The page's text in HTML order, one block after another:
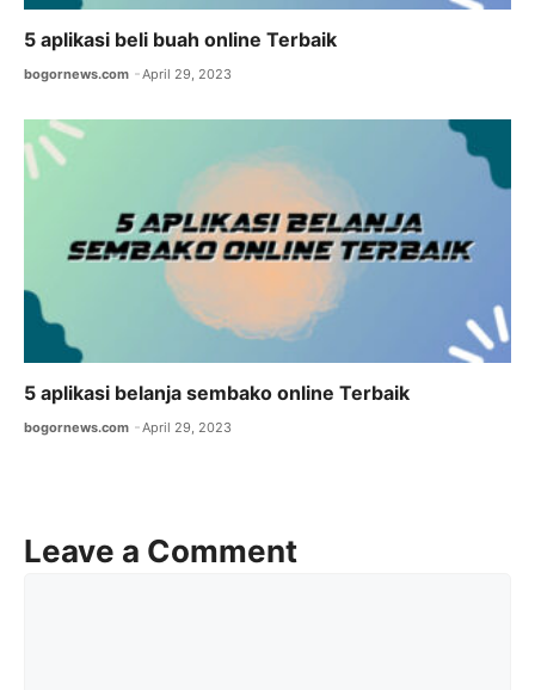
5 aplikasi beli buah online Terbaik
bogornews.com April 29, 2023
5 aplikasi belanja sembako online Terbaik
bogornews.com April 29, 2023
Leave a Comment